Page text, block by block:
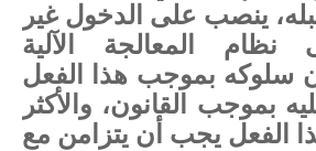
ينصب على الدخول غير
نظام المعالجة الآلية
سلوكه بموجب هذا الفعل
بموجب القانون، والأكثر
الفعل يجب أن يتزامن مع